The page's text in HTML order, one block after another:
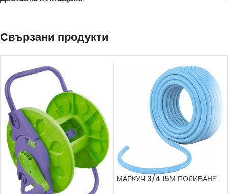
Свързани продукти
МАРКУЧ 3/4 15М ПОЛИВАНЕ